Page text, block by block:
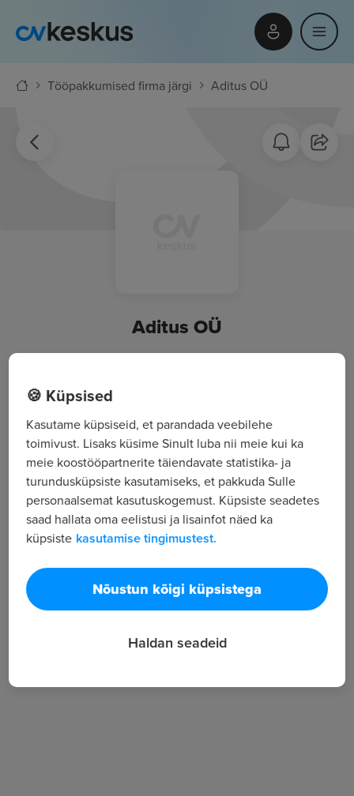
Tööpakkumised firma järgi Aditus OÜ
Aditus OÜ
Punane tn 48,, Harju maakond, Tallinn,
Kõik tööpakkumised
Tööpakkuja tutvustus
2
🍪 Küpsised
Kasutame küpsiseid, et parandada veebilehe
toimivust. Lisaks küsime Sinult luba nii meie kui ka
meie koostööpartnerite täiendavate statistika- ja
turundusküpsiste kasutamiseks, et pakkuda Sulle
personaalsemat kasutuskogemust. Küpsiste seadetes
saad hallata oma eelistusi ja lisainfot näed ka
küpsiste kasutamise tingimustest.
Nõustun kõigi küpsistega
Haldan seadeid